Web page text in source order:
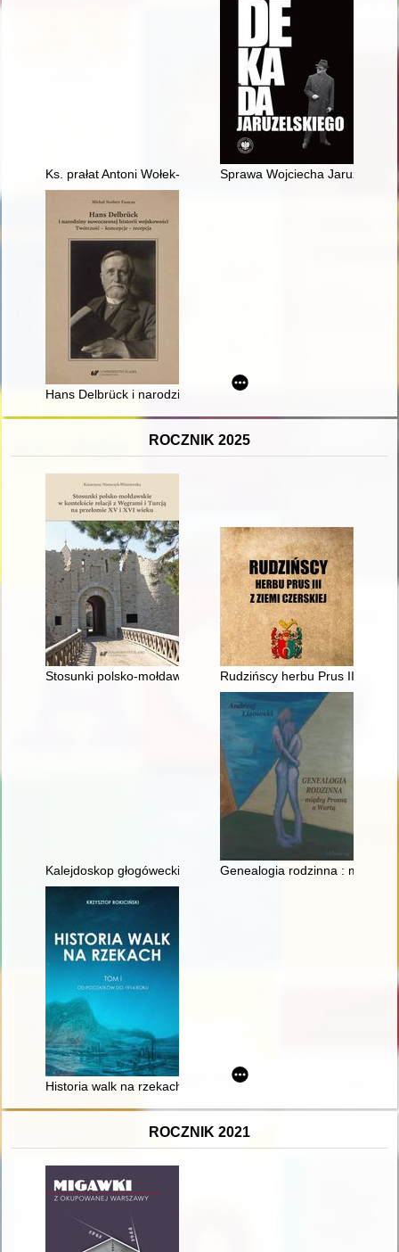
Ks. prałat Antoni Wołek-Wacławski : kapłan niezłomny
Sprawa Wojciecha
Hans Delbrück i narodziny nowoczesnej historii wojskowości :
ROCZNIK 2025
Stosunki polsko-mołdawskie w kontekście relacji z Węgrami i
Rudzińscy herbu Prus III z
Kalejdoskop głogówecki. T. 1 Genealogia rodzinna : między
Historia walk na rzekach. T. 1,
ROCZNIK 2021